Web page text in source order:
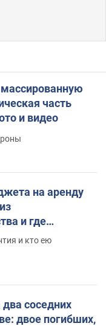
часть
и видео
на аренду
и где
и кто ею
соседних
двое погибших,